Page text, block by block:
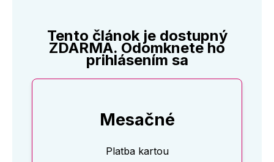
Tento článok je dostupný
ZDARMA. Odomknete ho
prihlásením sa
Mesačné
Platba kartou